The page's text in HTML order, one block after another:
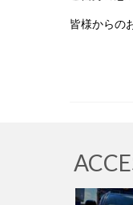
皆様からの